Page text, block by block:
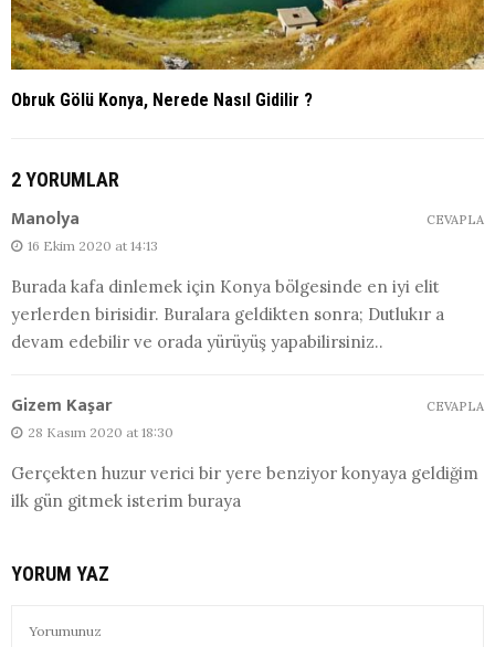
Obruk Gölü Konya, Nerede Nasıl Gidilir ?
2 YORUMLAR
Manolya
16 Ekim 2020 at 14:13
Burada kafa dinlemek için Konya bölgesinde en iyi elit
yerlerden birisidir. Buralara geldikten sonra; Dutlukır a
devam edebilir ve orada yürüyüş yapabilirsiniz..
CEVAPLA
Gizem Kaşar
28 Kasım 2020 at 18:30
Gerçekten huzur verici bir yere benziyor konyaya geldiğim
ilk gün gitmek isterim buraya
CEVAPLA
YORUM YAZ